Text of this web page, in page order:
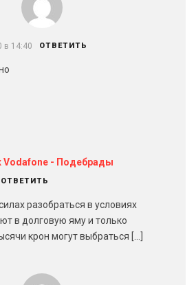
в 14:40 ОТВЕТИТЬ
Vodafone - Подебрады
ОТВЕТИТЬ
разобраться в условиях
в долговую яму и только
крон могут выбраться […]